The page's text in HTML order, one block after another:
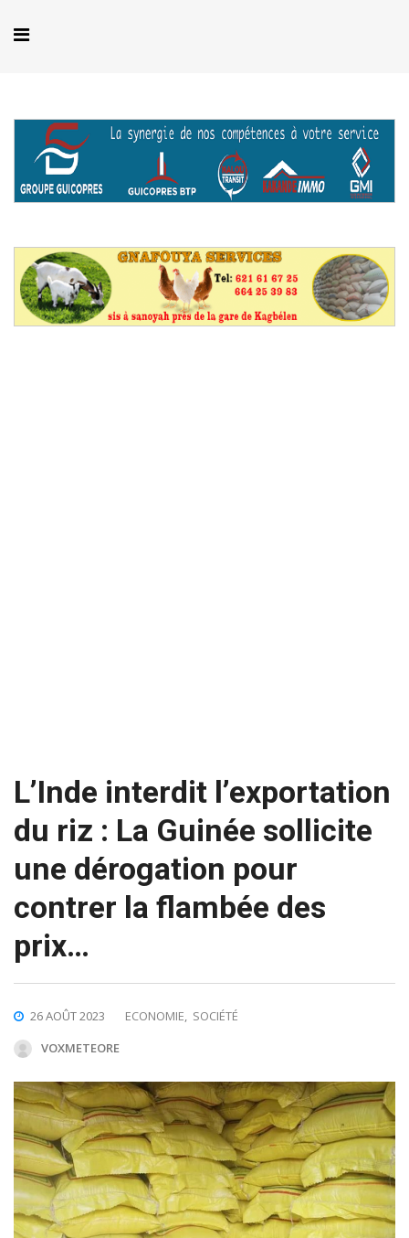
L’Inde interdit l’exportation
du riz : La Guinée sollicite
une dérogation pour
contrer la flambée des
prix…
26 AOÛT 2023 ECONOMIE, SOCIÉTÉ
VOXMETEORE